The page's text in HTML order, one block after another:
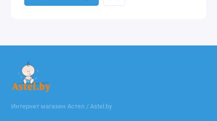
Интернет магазин Астел / Astel.by